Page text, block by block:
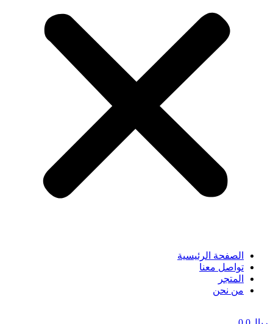
الصفحة الرئيسية
تواصل معنا
المتجر
من نحن